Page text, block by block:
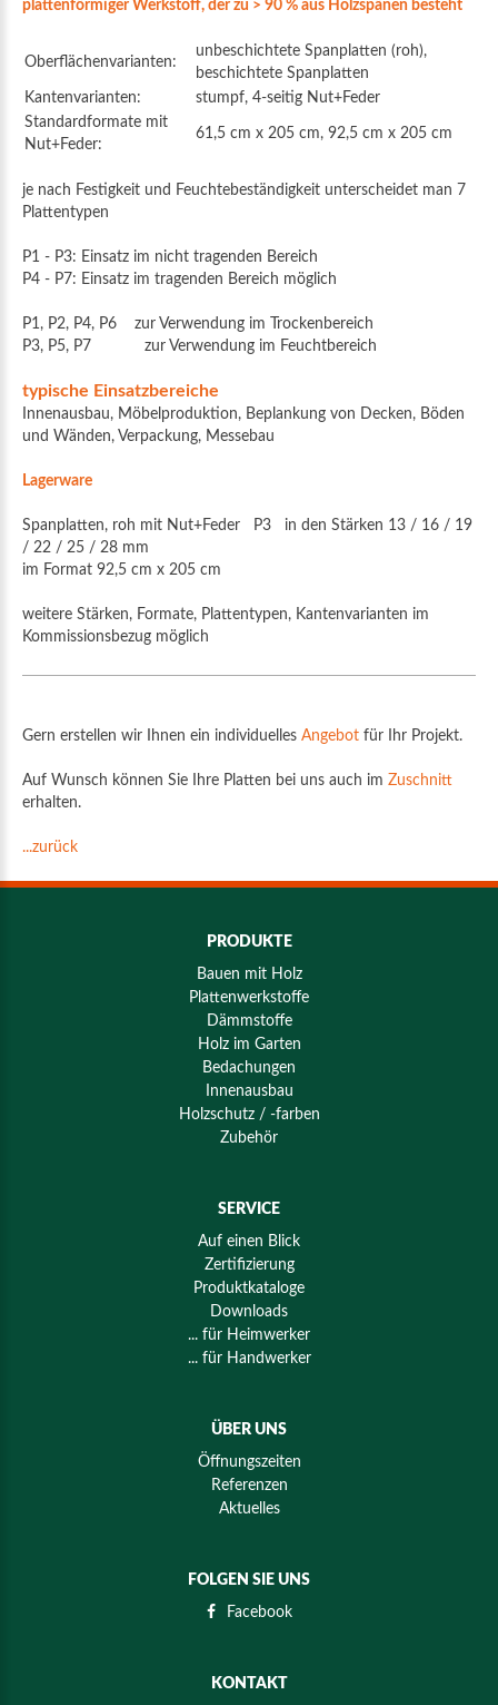
plattenförmiger Werkstoff, der zu > 90 % aus Holzspänen besteht
Oberflächenvarianten:
unbeschichtete Spanplatten (roh),
beschichtete Spanplatten
Kantenvarianten:
stumpf, 4-seitig Nut+Feder
Standardformate mit
Nut+Feder:
61,5 cm x 205 cm, 92,5 cm x 205 cm
je nach Festigkeit und Feuchtebeständigkeit unterscheidet man 7
Plattentypen
P1 - P3: Einsatz im nicht tragenden Bereich
P4 - P7: Einsatz im tragenden Bereich möglich
P1, P2, P4, P6 zur Verwendung im Trockenbereich
P3, P5, P7 zur Verwendung im Feuchtbereich
typische Einsatzbereiche
Innenausbau, Möbelproduktion, Beplankung von Decken, Böden
und Wänden, Verpackung, Messebau
Lagerware
Spanplatten, roh mit Nut+Feder P3 in den Stärken 13 / 16 / 19
/ 22 / 25 / 28 mm
im Format 92,5 cm x 205 cm
weitere Stärken, Formate, Plattentypen, Kantenvarianten im
Kommissionsbezug möglich
Gern erstellen wir Ihnen ein individuelles Angebot für Ihr Projekt.
Auf Wunsch können Sie Ihre Platten bei uns auch im Zuschnitt
erhalten.
...zurück
PRODUKTE
Bauen mit Holz
Plattenwerkstoffe
Dämmstoffe
Holz im Garten
Bedachungen
Innenausbau
Holzschutz / -farben
Zubehör
SERVICE
Auf einen Blick
Zertifizierung
Produktkataloge
Downloads
... für Heimwerker
... für Handwerker
ÜBER UNS
Öffnungszeiten
Referenzen
Aktuelles
FOLGEN SIE UNS
Facebook
KONTAKT